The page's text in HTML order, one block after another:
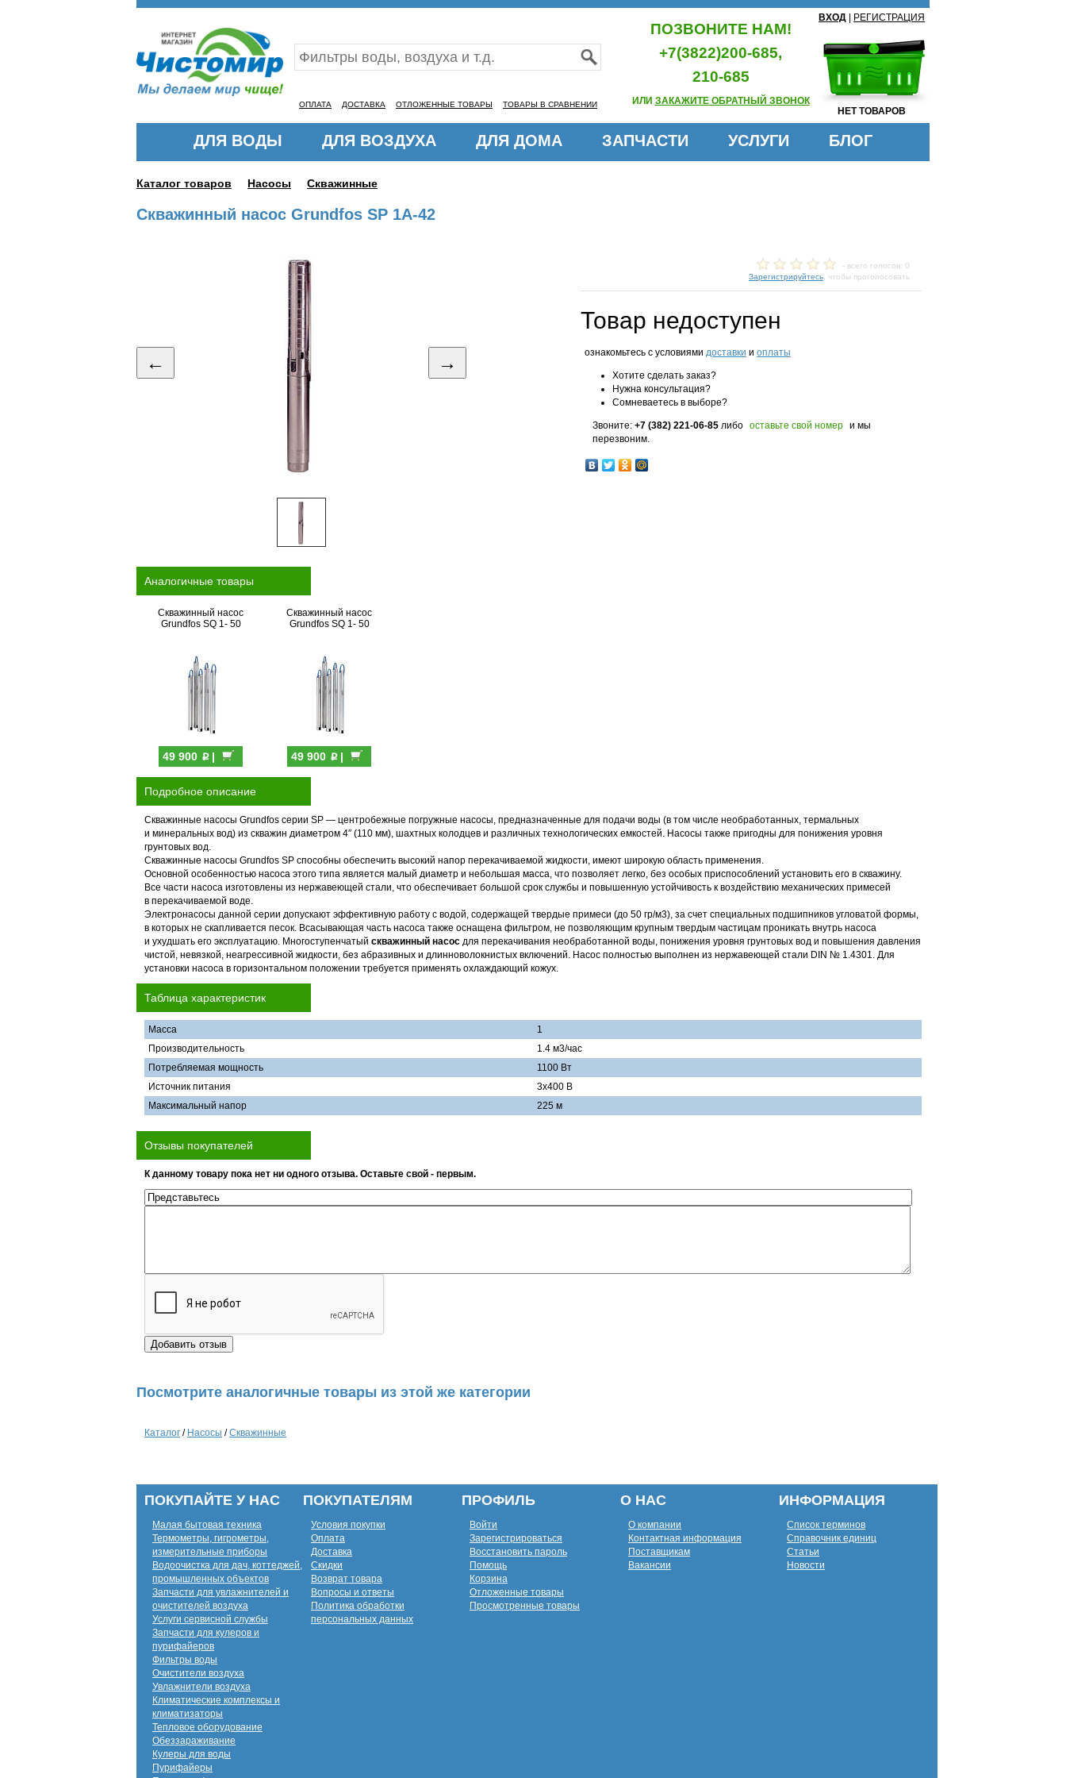
ОПЛАТА ДОСТАВКА ОТЛОЖЕННЫЕ ТОВАРЫ ТОВАРЫ В СРАВНЕНИИ
ПОЗВОНИТЕ НАМ!
+7(3822)200-685,
210-685
ИЛИ ЗАКАЖИТЕ ОБРАТНЫЙ ЗВОНОК
ВХОД РЕГИСТРАЦИЯ
НЕТ ТОВАРОВ
ДЛЯ ВОДЫ ДЛЯ ВОЗДУХА ДЛЯ ДОМА ЗАПЧАСТИ УСЛУГИ БЛОГ
Каталог товаров Насосы Скважинные
Скважинный насос Grundfos SP 1A-42
← →
- всего голосов: 0
Зарегистрируйтесь , чтобы проголосовать
Товар недоступен
ознакомьтесь с условиями доставки и оплаты
Хотите сделать заказ?
Нужна консультация?
Сомневаетесь в выборе?
Звоните: +7 (382) 221-06-85 либо оставьте свой номер и мы
перезвоним.
Аналогичные товары
Скважинный насос
Grundfos SQ 1- 50
49 900 p|
Скважинный насос
Grundfos SQ 1- 50
49 900 p|
Подробное описание
Скважинные насосы Grundfos серии SP — центробежные погружные насосы, предназначенные для подачи воды (в том числе необработанных, термальных
и минеральных вод) из скважин диаметром 4″ (110 мм), шахтных колодцев и различных технологических емкостей. Насосы также пригодны для понижения уровня
грунтовых вод.
Скважинные насосы Grundfos SP способны обеспечить высокий напор перекачиваемой жидкости, имеют широкую область применения.
Основной особенностью насоса этого типа является малый диаметр и небольшая масса, что позволяет легко, без особых приспособлений установить его в скважину.
Все части насоса изготовлены из нержавеющей стали, что обеспечивает большой срок службы и повышенную устойчивость к воздействию механических примесей
в перекачиваемой воде.
Электронасосы данной серии допускают эффективную работу с водой, содержащей твердые примеси (до 50 гр/м3), за счет специальных подшипников угловатой формы,
в которых не скапливается песок. Всасывающая часть насоса также оснащена фильтром, не позволяющим крупным твердым частицам проникать внутрь насоса
и ухудшать его эксплуатацию. Многоступенчатый скважинный насос для перекачивания необработанной воды, понижения уровня грунтовых вод и повышения давления
чистой, невязкой, неагрессивной жидкости, без абразивных и длинноволокнистых включений. Насос полностью выполнен из нержавеющей стали DIN № 1.4301. Для
установки насоса в горизонтальном положении требуется применять охлаждающий кожух.
Таблица характеристик
Масса
1
Производительность
1.4 м3/час
Потребляемая мощность
1100 Вт
Источник питания
3х400 В
Максимальный напор
225 м
Отзывы покупателей
К данному товару пока нет ни одного отзыва. Оставьте свой - первым.
Посмотрите аналогичные товары из этой же категории
Каталог / Насосы /Скважинные
ПОКУПАЙТЕ У НАС
Малая бытовая техника
Термометры, гигрометры,
измерительные приборы
Водоочистка для дач, коттеджей,
промышленных объектов
Запчасти для увлажнителей и
очистителей воздуха
Услуги сервисной службы
Запчасти для кулеров и
пурифайеров
Фильтры воды
Очистители воздуха
Увлажнители воздуха
Климатические комплексы и
климатизаторы
Тепловое оборудование
Обеззараживание
Кулеры для воды
Пурифайеры
ПОКУПАТЕЛЯМ
Условия покупки
Оплата
Доставка
Скидки
Возврат товара
Вопросы и ответы
Политика обработки
персональных данных
ПРОФИЛЬ
Войти
Зарегистрироваться
Восстановить пароль
Помощь
Корзина
Отложенные товары
Просмотренные товары
О НАС
О компании
Контактная информация
Поставщикам
Вакансии
ИНФОРМАЦИЯ
Список терминов
Справочник единиц
Статьи
Новости